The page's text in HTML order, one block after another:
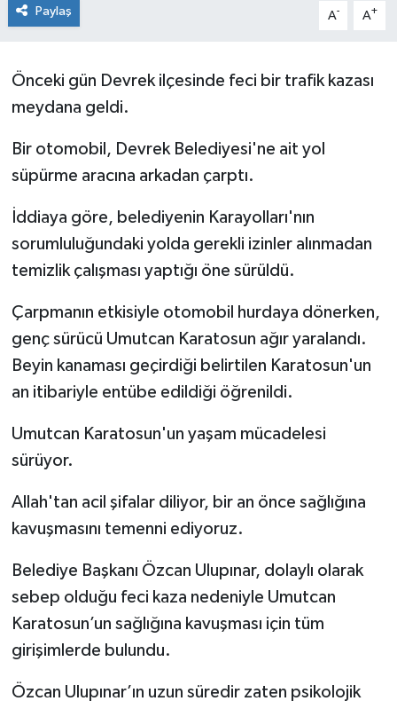
Paylaş A- A+
Önceki gün Devrek ilçesinde feci bir trafik kazası
meydana geldi.
Bir otomobil, Devrek Belediyesi'ne ait yol
süpürme aracına arkadan çarptı.
İddiaya göre, belediyenin Karayolları'nın
sorumluluğundaki yolda gerekli izinler alınmadan
temizlik çalışması yaptığı öne sürüldü.
Çarpmanın etkisiyle otomobil hurdaya dönerken,
genç sürücü Umutcan Karatosun ağır yaralandı.
Beyin kanaması geçirdiği belirtilen Karatosun'un
an itibariyle entübe edildiği öğrenildi.
Umutcan Karatosun'un yaşam mücadelesi
sürüyor.
Allah'tan acil şifalar diliyor, bir an önce sağlığına
kavuşmasını temenni ediyoruz.
Belediye Başkanı Özcan Ulupınar, dolaylı olarak
sebep olduğu feci kaza nedeniyle Umutcan
Karatosun’un sağlığına kavuşması için tüm
girişimlerde bulundu.
Özcan Ulupınar’ın uzun süredir zaten psikolojik
Kozlu
Siyaset
SPOR
Zonguldak
Haber Arşivi